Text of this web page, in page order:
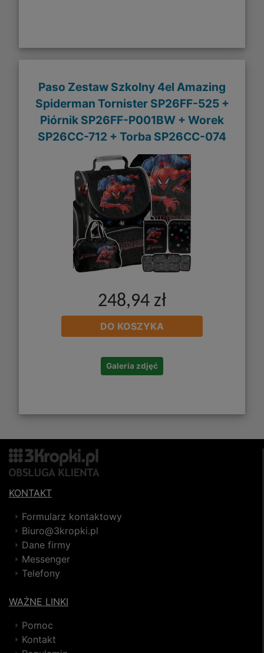
Paso Zestaw Szkolny 4el Amazing
Spiderman Tornister SP26FF-525 +
Piórnik SP26FF-P001BW + Worek
SP26CC-712 + Torba SP26CC-074
248,94 zł
DO KOSZYKA
Galeria zdjęć
KONTAKT
Formularz kontaktowy
Biuro@3kropki.pl
Dane firmy
Messenger
Telefony
WAŻNE LINKI
Pomoc
Kontakt